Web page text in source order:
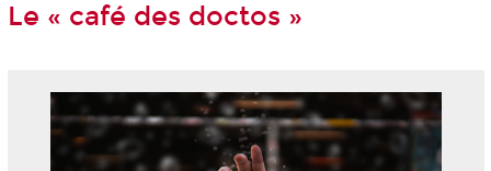
Le « café des doctos »